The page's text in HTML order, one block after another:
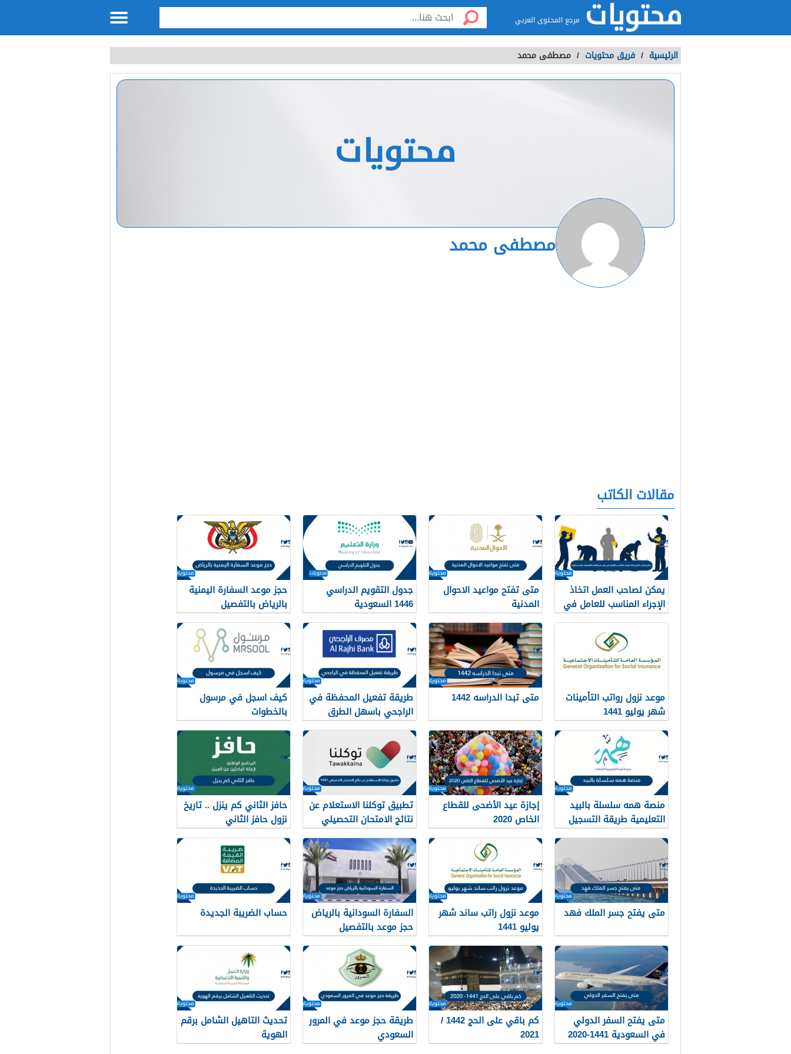
مرجع المحتوى العربي
الرئيسية / فريق محتويات / مصطفى محمد
مصطفى محمد
مقالات الكاتب
يمكن لصاحب العمل اتخاذ
الإجراء المناسب للعامل في
حال عدم التزامه بالتعليمات
المسندة إليه
متى تفتح مواعيد الاحوال
المدنية
جدول التقويم الدراسي
1446 السعودية
حجز موعد السفارة اليمنية
بالرياض بالتفصيل
موعد نزول رواتب التأمينات
شهر يوليو 1441
متى تبدا الدراسه 1442
طريقة تفعيل المحفظة في
الراجحي باسهل الطرق
وبالتفصيل
كيف اسجل في مرسول
بالخطوات
منصة همه سلسلة بالبيد
التعليمية طريقة التسجيل
بالخطوات
إجازة عيد الأضحى للقطاع
الخاص 2020
تطبيق توكلنا الاستعلام عن
نتائج الامتحان التحصيلي
1441
حافز الثاني كم ينزل .. تاريخ
نزول حافز الثاني
متى يفتح جسر الملك فهد
موعد نزول راتب ساند شهر
يوليو 1441
السفارة السودانية بالرياض
حجز موعد بالتفصيل
حساب الضريبة الجديدة
متى يفتح السفر الدولي
في السعودية 1441-2020
كم باقي على الحج 1442 /
2021
طريقة حجز موعد في المرور
السعودي
تحديث التاهيل الشامل برقم
الهوية